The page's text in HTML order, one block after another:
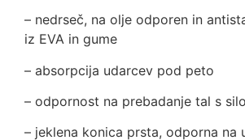
– nedrseč, na olje odporen in
iz EVA in gume
– absorpcija udarcev pod peto
– odpornost na prebadanje tal s
– jeklena konica prsta, odporna na